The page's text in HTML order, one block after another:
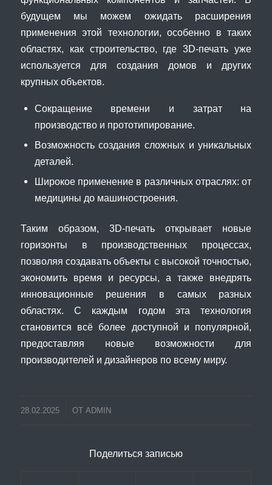
будущем мы можем ожидать расширения
применения этой технологии, особенно в таких
областях, как строительство, где 3D-печать уже
используется для создания домов и других
крупных объектов.
Сокращение времени и затрат на
производство и прототипирование.
Возможность создания сложных и уникальных
деталей.
Широкое применение в различных отраслях: от
медицины до машиностроения.
Таким образом, 3D-печать открывает новые
горизонты в производственных процессах,
позволяя создавать объекты с высокой точностью,
экономить время и ресурсы, а также внедрять
инновационные решения в самых разных
областях. С каждым годом эта технология
становится всё более доступной и популярной,
предоставляя новые возможности для
производителей и дизайнеров по всему миру.
28.02.2025 ОТ ADMIN
Поделиться записью